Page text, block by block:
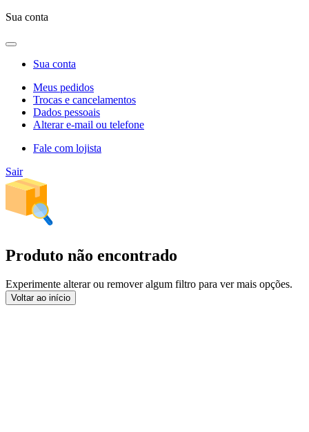
Sua conta
Sua conta
Meus pedidos
Trocas e cancelamentos
Dados pessoais
Alterar e-mail ou telefone
Fale com lojista
Sair
Produto não encontrado
Experimente alterar ou remover algum filtro para ver mais opções.
Voltar ao início